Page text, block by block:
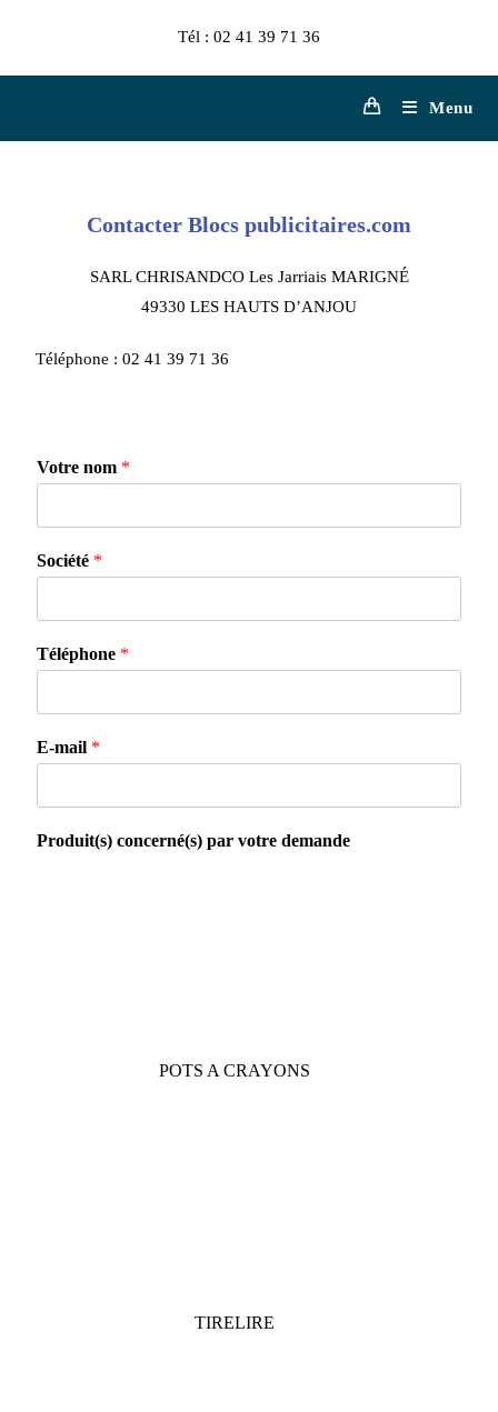
Tél : 02 41 39 71 36
Menu
Contacter Blocs publicitaires.com
SARL CHRISANDCO Les Jarriais MARIGNÉ
49330 LES HAUTS D’ANJOU
Téléphone : 02 41 39 71 36
Votre nom *
Société *
Téléphone *
E-mail *
Produit(s) concerné(s) par votre demande
POTS A CRAYONS
TIRELIRE